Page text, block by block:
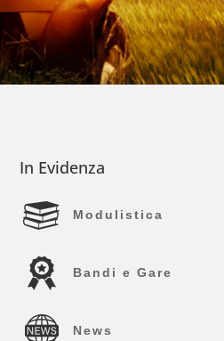
In Evidenza
Modulistica
Bandi e Gare
News